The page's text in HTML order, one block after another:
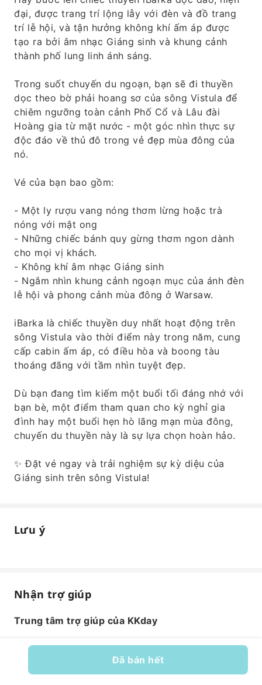
Đã bán hết
đại, được trang trí lộng lẫy với đèn và đồ trang
trí lễ hội, và tận hưởng không khí ấm áp được
tạo ra bởi âm nhạc Giáng sinh và khung cảnh
thành phố lung linh ánh sáng.
Trong suốt chuyến du ngoạn, bạn sẽ đi thuyền
dọc theo bờ phải hoang sơ của sông Vistula để
chiêm ngưỡng toàn cảnh Phố Cổ và Lâu đài
Hoàng gia từ mặt nước - một góc nhìn thực sự
độc đáo về thủ đô trong vẻ đẹp mùa đông của
nó.
Vé của bạn bao gồm:
- Một ly rượu vang nóng thơm lừng hoặc trà
nóng với mật ong
- Những chiếc bánh quy gừng thơm ngon dành
cho mọi vị khách.
- Không khí âm nhạc Giáng sinh
- Ngắm nhìn khung cảnh ngoạn mục của ánh đèn
lễ hội và phong cảnh mùa đông ở Warsaw.
iBarka là chiếc thuyền duy nhất hoạt động trên
sông Vistula vào thời điểm này trong năm, cung
cấp cabin ấm áp, có điều hòa và boong tàu
thoáng đãng với tầm nhìn tuyệt đẹp.
Dù bạn đang tìm kiếm một buổi tối đáng nhớ với
bạn bè, một điểm tham quan cho kỳ nghỉ gia
đình hay một buổi hẹn hò lãng mạn mùa đông,
chuyến du thuyền này là sự lựa chọn hoàn hảo.
✨ Đặt vé ngay và trải nghiệm sự kỳ diệu của
Giáng sinh trên sông Vistula!
Lưu ý
Nhận trợ giúp
Trung tâm trợ giúp của KKday
Mã dịch vụ: 586003